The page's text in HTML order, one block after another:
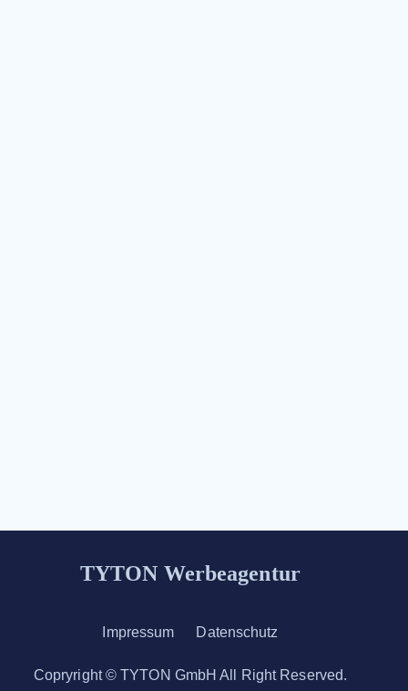
TYTON Werbeagentur
Impressum Datenschutz
Copryright © TYTON GmbH All Right Reserved.